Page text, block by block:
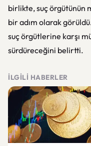
birlikte, suç örgütünün
bir adım olarak
suç örgütlerine karşı
sürdüreceğini belirtti.
İLGILI HABERLER